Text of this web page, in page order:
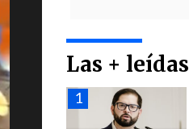
Las + leídas